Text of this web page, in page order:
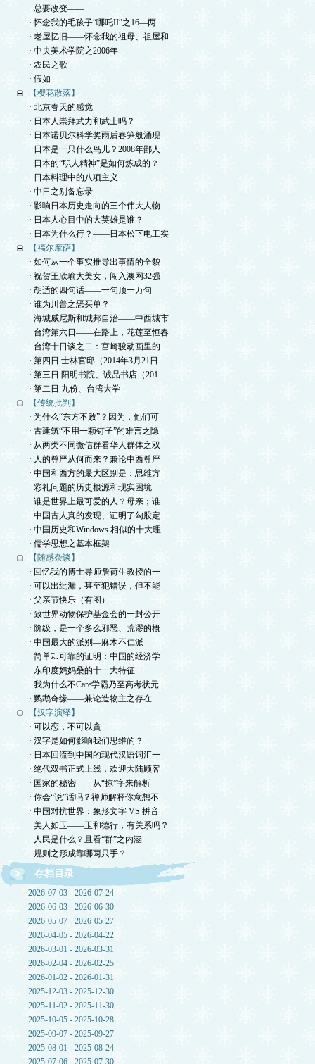
· 总要改变——
· 怀念我的毛孩子“哪吒II”之16—两
· 老屋忆旧——怀念我的祖母、祖屋和
· 中央美术学院之2006年
· 农民之歌
· 假如
【樱花散落】
· 北京春天的感觉
· 日本人崇拜武力和武士吗？
· 日本诺贝尔科学奖雨后春笋般涌现
· 日本是一只什么鸟儿？2008年鄙人
· 日本的“职人精神”是如何炼成的？
· 日本料理中的八项主义
· 中日之别备忘录
· 影响日本历史走向的三个伟大人物
· 日本人心目中的大英雄是谁？
· 日本为什么行？——日本松下电工实
【福尔摩萨】
· 如何从一个事实推导出事情的全貌
· 祝贺王欣瑜大美女，闯入澳网32强
· 胡适的四句话——一句顶一万句
· 谁为川普之恶买单？
· 海城威尼斯和城邦自治——中西城市
· 台湾第六日——在路上，花莲至恒春
· 台湾十日谈之二：宫崎骏动画里的
· 第四日 士林官邸（2014年3月21日
· 第三日 阳明书院、诚品书店（201
· 第二日 九份、台湾大学
【传统批判】
· 为什么“东方不败”？因为，他们可
· 古建筑“不用一颗钉子”的难言之隐
· 从两类不同微信群看华人群体之双
· 人的尊严从何而来？兼论中西尊严
· 中国和西方的最大区别是：思维方
· 彩礼问题的历史根源和现实困境
· 谁是世界上最可爱的人？母亲；谁
· 中国古人真的发现、证明了勾股定
· 中国历史和Windows 相似的十大理
· 儒学思想之基本框架
【随感杂谈】
· 回忆我的博士导师詹荷生教授的一
· 可以出纰漏，甚至犯错误，但不能
· 父亲节快乐（有图）
· 致世界动物保护基金会的一封公开
· 阶级，是一个多么邪恶、荒谬的概
· 中国最大的派别—麻木不仁派
· 简单却可靠的证明：中国的经济学
· 东印度妈妈桑的十一大特征
· 我为什么不Care学霸乃至高考状元
· 鹦鹉奇缘——兼论造物主之存在
【汉字演绎】
· 可以恋，不可以貪
· 汉字是如何影响我们思维的？
· 日本回流到中国的现代汉语词汇一
· 绝代双书正式上线，欢迎大陆顾客
· 国家的秘密——从“掠”字来解析
· 你会“说”话吗？禅师解释你意想不
· 中国对抗世界：象形文字 VS 拼音
· 美人如玉——玉和德行，有关系吗？
· 人民是什么？且看“群”之内涵
· 规则之形成靠哪两只手？
存档目录
2026-07-03 - 2026-07-24
2026-06-03 - 2026-06-30
2026-05-07 - 2026-05-27
2026-04-05 - 2026-04-22
2026-03-01 - 2026-03-31
2026-02-04 - 2026-02-25
2026-01-02 - 2026-01-31
2025-12-03 - 2025-12-30
2025-11-02 - 2025-11-30
2025-10-05 - 2025-10-28
2025-09-07 - 2025-09-27
2025-08-01 - 2025-08-24
2025-07-06 - 2025-07-30